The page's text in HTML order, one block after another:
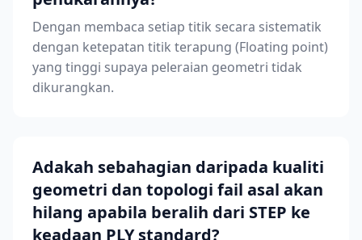
Dengan membaca setiap titik secara sistematik
dengan ketepatan titik terapung (Floating point)
yang tinggi supaya peleraian geometri tidak
dikurangkan.
Adakah sebahagian daripada kualiti
geometri dan topologi fail asal akan
hilang apabila beralih dari STEP ke
keadaan PLY standard?